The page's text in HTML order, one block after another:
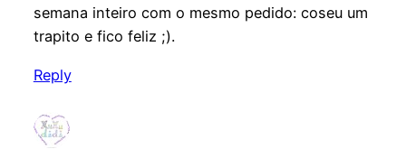
semana inteiro com o mesmo pedido: coseu um
trapito e fico feliz ;).
Reply